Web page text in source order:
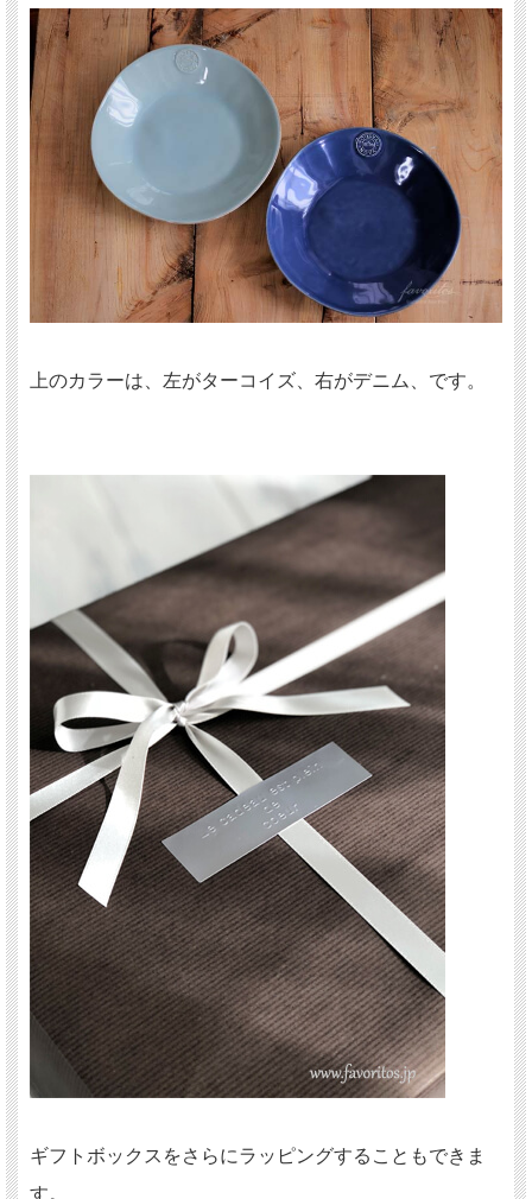
上のカラーは、左がターコイズ、右がデニム、です。
ギフトボックスをさらにラッピングすることもできま
す。